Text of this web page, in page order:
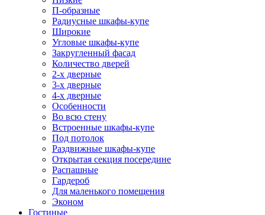
П-образные
Радиусные шкафы-купе
Широкие
Угловые шкафы-купе
Закругленный фасад
Количество дверей
2-х дверные
3-х дверные
4-х дверные
Особенности
Во всю стену
Встроенные шкафы-купе
Под потолок
Раздвижные шкафы-купе
Открытая секция посередине
Распашные
Гардероб
Для маленького помещения
Эконом
Гостиные